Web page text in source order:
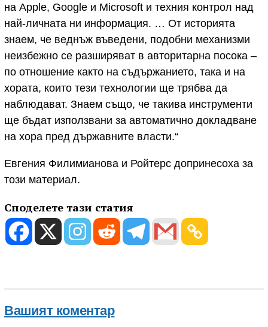
на Apple, Google и Microsoft и техния контрол над
най-личната ни информация. … От историята
знаем, че веднъж въведени, подобни механизми
неизбежно се разширяват в авторитарна посока –
по отношение както на съдържанието, така и на
хората, които тези технологии ще трябва да
наблюдават. Знаем също, че такива инструменти
ще бъдат използвани за автоматично докладване
на хора пред държавните власти.“
Евгения Филимианова и Ройтерс допринесоха за
този материал.
Споделете тази статия
Вашият коментар